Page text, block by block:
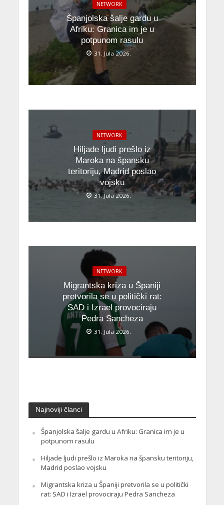
NETWORK
Španjolska šalje gardu u
Afriku: Granica im je u
potpunom rasulu
31. Jula 2026.
NETWORK
Hiljade ljudi prešlo iz
Maroka na špansku
teritoriju, Madrid poslao
vojsku
31. Jula 2026.
NETWORK
Migrantska kriza u Španiji
pretvorila se u politički rat:
SAD i Izrael provociraju
Pedra Sancheza
31. Jula 2026.
Najnoviji članci
Španjolska šalje gardu u Afriku: Granica im je u
potpunom rasulu
Hiljade ljudi prešlo iz Maroka na špansku teritoriju,
Madrid poslao vojsku
Migrantska kriza u Španiji pretvorila se u politički
rat: SAD i Izrael provociraju Pedra Sancheza